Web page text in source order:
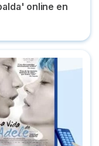
online en
HBO Max y